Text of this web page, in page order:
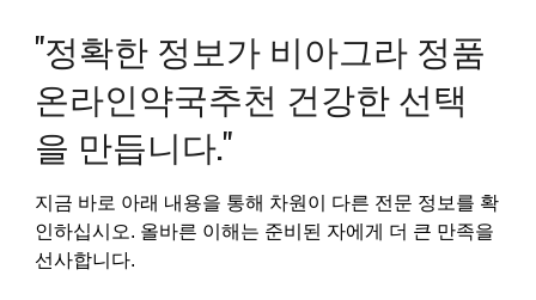
"정확한 정보가 비아그라 정품
온라인약국추천 건강한 선택
을 만듭니다."
지금 바로 아래 내용을 통해 차원이 다른 전문 정보를 확
인하십시오. 올바른 이해는 준비된 자에게 더 큰 만족을
선사합니다.